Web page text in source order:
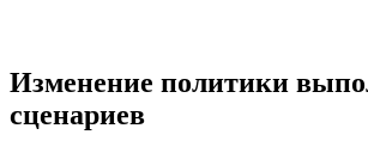
Изменение политики
сценариев